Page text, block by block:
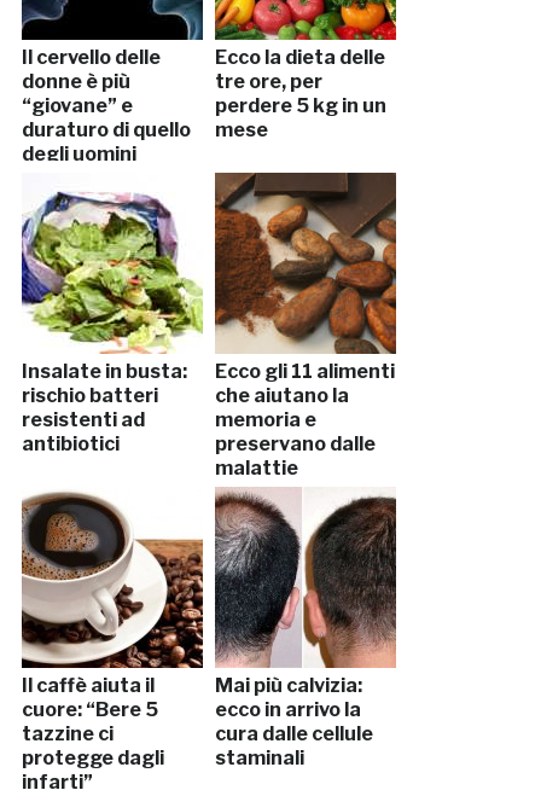
Il cervello delle
donne è più
“giovane” e
duraturo di quello
degli uomini
Ecco la dieta delle
tre ore, per
perdere 5 kg in un
mese
Insalate in busta:
rischio batteri
resistenti ad
antibiotici
Ecco gli 11 alimenti
che aiutano la
memoria e
preservano dalle
malattie
Il caffè aiuta il
cuore: “Bere 5
tazzine ci
protegge dagli
infarti”
Mai più calvizia:
ecco in arrivo la
cura dalle cellule
staminali